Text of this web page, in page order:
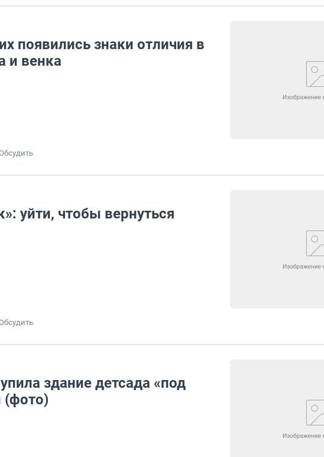
появились знаки отличия в
и венка
уйти, чтобы вернуться
здание детсада «под
(фото)